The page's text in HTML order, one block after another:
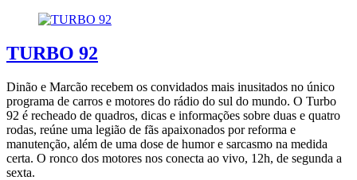
TURBO 92
Dinão e Marcão recebem os convidados mais inusitados no único
programa de carros e motores do rádio do sul do mundo. O Turbo
92 é recheado de quadros, dicas e informações sobre duas e quatro
rodas, reúne uma legião de fãs apaixonados por reforma e
manutenção, além de uma dose de humor e sarcasmo na medida
certa. O ronco dos motores nos conecta ao vivo, 12h, de segunda a
sexta.